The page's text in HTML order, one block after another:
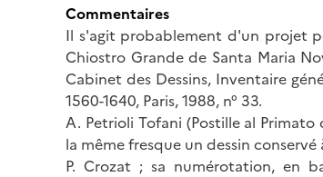
Commentaires
Il s'agit probablement d'un projet
Chiostro Grande de Santa Maria
Cabinet des Dessins, Inventaire
1560-1640, Paris, 1988, n° 33.
A. Petrioli Tofani (Postille al
la même fresque un dessin
P. Crozat ; sa numérotation, en